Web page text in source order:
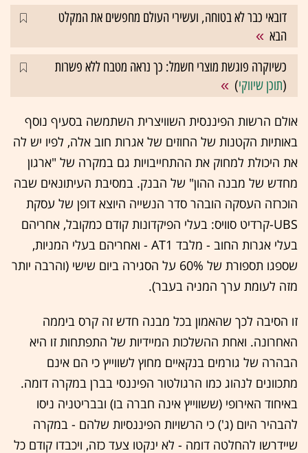
דובאי כבר לא בטוחה, ועשירי העולם מחפשים את המקלט
הבא
כשיוקרה פוגשת מוצרי חשמל: כך נראה מטבח ללא פשרות
(תוכן שיווקי)
אולם הרשות הפיננסית השוויצרית השתמשה בסעיף נוסף
באותיות הקטנות של החוזים של אגרות חוב אלה, לפיו יש לה
את היכולת למחוק את ההתחייבויות גם במקרה של "ארגון
מחדש של מבנה ההון" של הבנק. במסיבת העיתונאים שבה
הוכרזה העסקה הובהר סדר הנשייה היוצא דופן של עסקת
UBS-קרדיט סוויס: בעלי הפיקדונות קודם כמקובל, אחריהם
בעלי אגרות החוב - מלבד AT1 - ואחריהם בעלי המניות,
שספגו תספורת של 60% על הסגירה ביום שישי (והרבה יותר
מזה לעומת ערך המניה בעבר).
זו הסיבה לכך שהאמון בכל מבנה חדש זה קרס ביממה
האחרונה. ואחת ההשלכות המיידיות של התפתחות זו היא
הבהרה של גורמים בנקאיים מחוץ לשווייץ כי הם אינם
מתכוונים לנהוג כמו הרגולטור הפיננסי בברן במקרה דומה.
באיחוד האירופי (ששווייץ אינה חברה בו) ובבריטניה ניסו
להבהיר היום (ג') כי הרשויות הפיננסיות שלהם - במקרה
שיידרשו להחלטה דומה - לא ינקטו צעד כזה, ויכבדו קודם כל